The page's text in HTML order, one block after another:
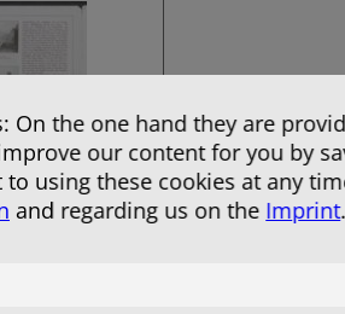
4
On the one hand they are
our content for you by
using these cookies at any
and regarding us on the Imprint.